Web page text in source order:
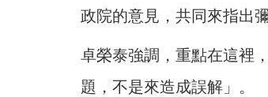
政院的意見，共同來指出
卓榮泰強調，重點在這裡
題，不是來造成誤解」。